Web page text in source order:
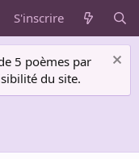
S'inscrire
5 poèmes par
du site.